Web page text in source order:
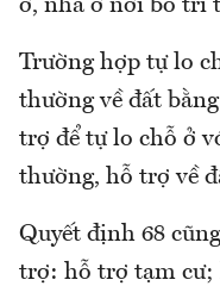
ở, nhà ở nơi bố trí
Trường hợp tự lo
thường về đất
trợ để tự lo chỗ ở
thường, hỗ trợ về
Quyết định 68
trợ: hỗ trợ tạm cư;